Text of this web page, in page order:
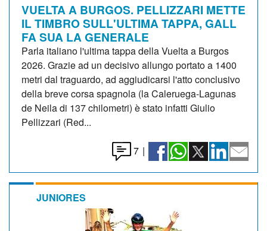
VUELTA A BURGOS. PELLIZZARI METTE
IL TIMBRO SULL'ULTIMA TAPPA, GALL
FA SUA LA GENERALE
Parla italiano l'ultima tappa della Vuelta a Burgos
2026. Grazie ad un decisivo allungo portato a 1400
metri dal traguardo, ad aggiudicarsi l'atto conclusivo
della breve corsa spagnola (la Caleruega-Lagunas
de Neila di 137 chilometri) è stato infatti Giulio
Pellizzari (Red...
7 |
JUNIORES